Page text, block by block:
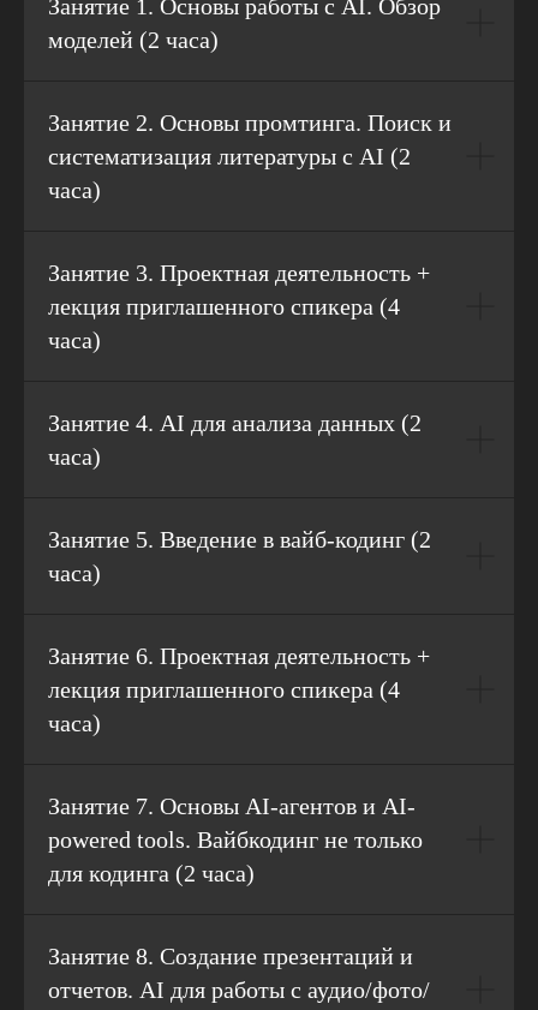
Занятие 1. Основы работы с AI. Обзор
моделей (2 часа)
Занятие 2. Основы промтинга. Поиск и
систематизация литературы с AI (2
часа)
Занятие 3. Проектная деятельность +
лекция приглашенного спикера (4
часа)
Занятие 4. AI для анализа данных (2
часа)
Занятие 5. Введение в вайб-кодинг (2
часа)
Занятие 6. Проектная деятельность +
лекция приглашенного спикера (4
часа)
Занятие 7. Основы AI-агентов и AI-
powered tools. Вайбкодинг не только
для кодинга (2 часа)
Занятие 8. Создание презентаций и
отчетов. AI для работы с аудио/фото/